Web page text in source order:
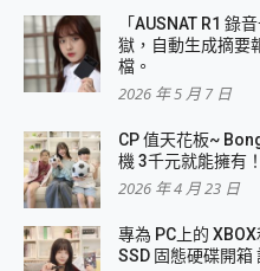
「AUSNAT R1 錄
獄，自動生成摘要
檔。
2026 年 5 月 7 日
CP 值天花板~
機 3千元就能擁有
2026 年 4 月 23 日
專為 PC上的
SSD 固態硬碟開箱